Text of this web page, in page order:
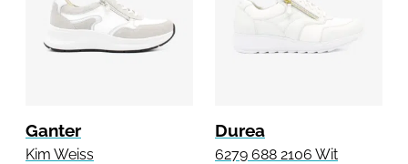
Ganter
Kim Weiss
Durea
6279 688 2106 Wit